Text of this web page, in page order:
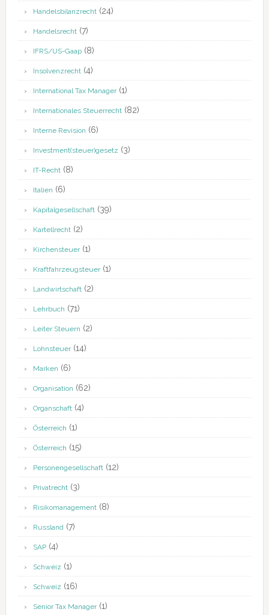
Handelsbilanzrecht(24)
Handelsrecht(7)
IFRS/US-Gaap(8)
Insolvenzrecht(4)
International Tax Manager(1)
Internationales Steuerrecht(82)
Interne Revision (6)
Investment(steuer)gesetz (3)
IT-Recht(8)
Italien (6)
Kapitalgesellschaft(39)
Kartellrecht(2)
Kirchensteuer(1)
Kraftfahrzeugsteuer(1)
Landwirtschaft(2)
Lehrbuch (71)
Leiter Steuern (2)
Lohnsteuer(14)
Marken (6)
Organisation (62)
Organschaft(4)
Österreich (1)
Österreich (15)
Personengesellschaft(12)
Privatrecht(3)
Risikomanagement(8)
Russland(7)
SAP(4)
Schweiz (1)
Schweiz (16)
Senior Tax Manager(1)